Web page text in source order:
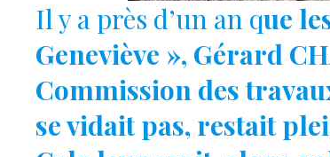
Il y a près d’un an que
Geneviève », Gérard
Commission des
se vidait pas, restait